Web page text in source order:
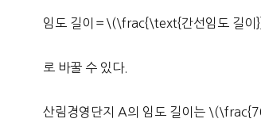
임도 길이＝\(\frac{\text{간선임도 길
로 바꿀 수 있다.
산림경영단지 A의 임도 길이는